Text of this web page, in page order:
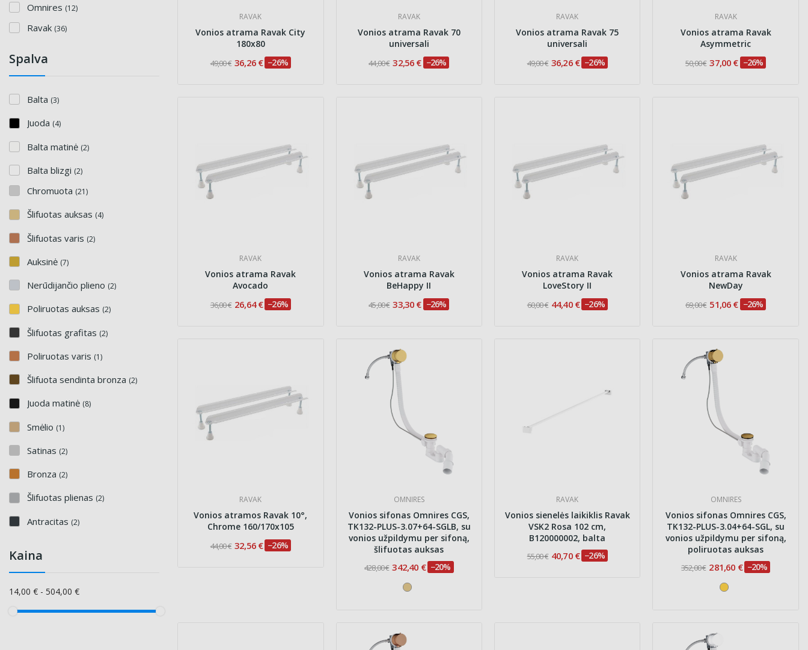
Omnires (12)
Ravak (36)
Spalva
Balta (3)
Juoda (4)
Balta matinė (2)
Balta blizgi (2)
Chromuota (21)
Šlifuotas auksas (4)
Šlifuotas varis (2)
Auksinė (7)
Nerūdijančio plieno (2)
Poliruotas auksas (2)
Šlifuotas grafitas (2)
Poliruotas varis (1)
Šlifuota sendinta bronza (2)
Juoda matinė (8)
Smėlio (1)
Satinas (2)
Bronza (2)
Šlifuotas plienas (2)
Antracitas (2)
Kaina
14,00 € - 504,00 €
RAVAK
Vonios atrama Ravak City
180x80
49,00 € 36,26 € −26%
RAVAK
Vonios atrama Ravak 70
universali
44,00 € 32,56 € −26%
RAVAK
Vonios atrama Ravak 75
universali
49,00 € 36,26 € −26%
RAVAK
Vonios atrama Ravak
Asymmetric
50,00 € 37,00 € −26%
RAVAK
Vonios atrama Ravak
Avocado
36,00 € 26,64 € −26%
RAVAK
Vonios atrama Ravak
BeHappy II
45,00 € 33,30 € −26%
RAVAK
Vonios atrama Ravak
LoveStory II
60,00 € 44,40 € −26%
RAVAK
Vonios atrama Ravak
NewDay
69,00 € 51,06 € −26%
RAVAK
Vonios atramos Ravak 10°,
Chrome 160/170x105
44,00 € 32,56 € −26%
OMNIRES
Vonios sifonas Omnires CGS,
TK132-PLUS-3.07+64-SGLB, su
vonios užpildymu per sifoną,
šlifuotas auksas
428,00 € 342,40 € −20%
RAVAK
Vonios sienelės laikiklis Ravak
VSK2 Rosa 102 cm,
B120000002, balta
55,00 € 40,70 € −26%
OMNIRES
Vonios sifonas Omnires CGS,
TK132-PLUS-3.04+64-SGL, su
vonios užpildymu per sifoną,
poliruotas auksas
352,00 € 281,60 € −20%